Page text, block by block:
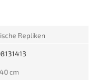
Repliken
cm